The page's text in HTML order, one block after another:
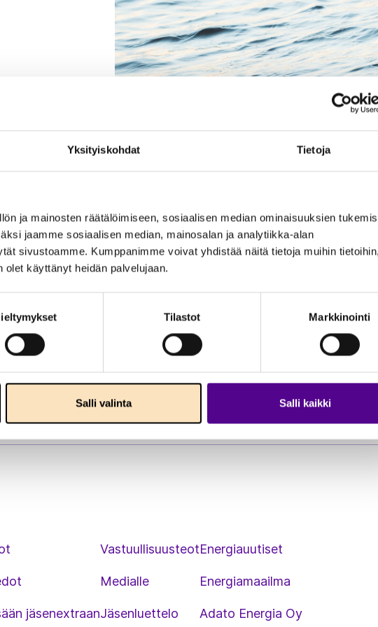
Yksityiskohdat Tietoja
ja mainosten räätälöimiseen, sosiaalisen median ominaisuuksien
jaamme sosiaalisen median, mainosalan ja analytiikka-alan
sivustoamme. Kumppanimme voivat yhdistää näitä tietoja muihin
olet käyttänyt heidän palvelujaan.
Tilastot Markkinointi
Salli valinta Salli kaikki
jäsenextraan
Vastuullisuusteot
Medialle
Jäsenluettelo
Energiauutiset
Energiamaailma
Adato Energia Oy